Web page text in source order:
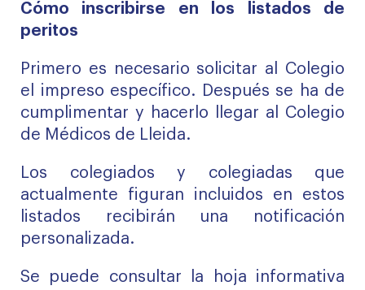
Cómo inscribirse en los listados de
peritos
Primero es necesario solicitar al Colegio
el impreso específico. Después se ha de
cumplimentar y hacerlo llegar al Colegio
de Médicos de Lleida.
Los colegiados y colegiadas que
actualmente figuran incluidos en estos
listados recibirán una notificación
personalizada.
Se puede consultar la hoja informativa